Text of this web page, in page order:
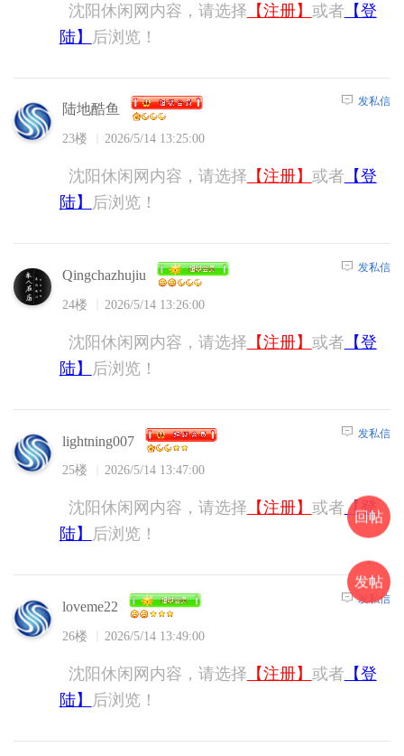
沈阳休闲网内容，请选择 【注册】 或者 【登
陆】
后浏览！
陆地酷鱼
23楼 2026/5/14 13:25:00
发私信
沈阳休闲网内容，请选择 【注册】 或者 【登
陆】
后浏览！
Qingchazhujiu
24楼 2026/5/14 13:26:00
发私信
沈阳休闲网内容，请选择 【注册】 或者 【登
陆】
后浏览！
lightning007
25楼 2026/5/14 13:47:00
发私信
沈阳休闲网内容，请选择 【注册】 或者 【登
陆】
后浏览！
loveme22
26楼 2026/5/14 13:49:00
发私信
沈阳休闲网内容，请选择 【注册】 或者 【登
陆】
后浏览！
回帖
发帖